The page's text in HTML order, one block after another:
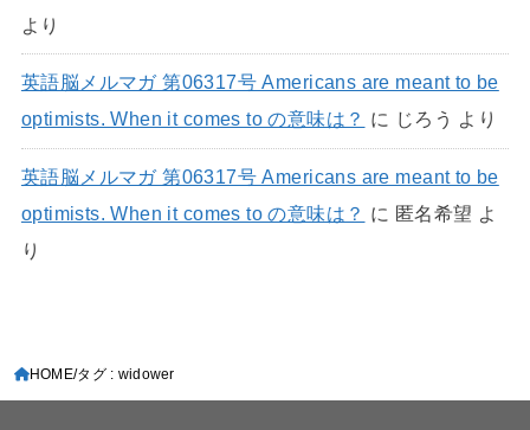
より
英語脳メルマガ 第06317号 Americans are meant to be
optimists. When it comes to の意味は？ に じろう より
英語脳メルマガ 第06317号 Americans are meant to be
optimists. When it comes to の意味は？ に 匿名希望 よ
り
HOME タグ : widower